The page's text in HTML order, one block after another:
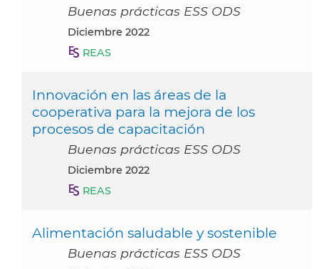
Buenas prácticas ESS ODS
diciembre 2022
REAS
Innovación en las áreas de la
cooperativa para la mejora de los
procesos de capacitación
Buenas prácticas ESS ODS
diciembre 2022
REAS
Alimentación saludable y sostenible
Buenas prácticas ESS ODS